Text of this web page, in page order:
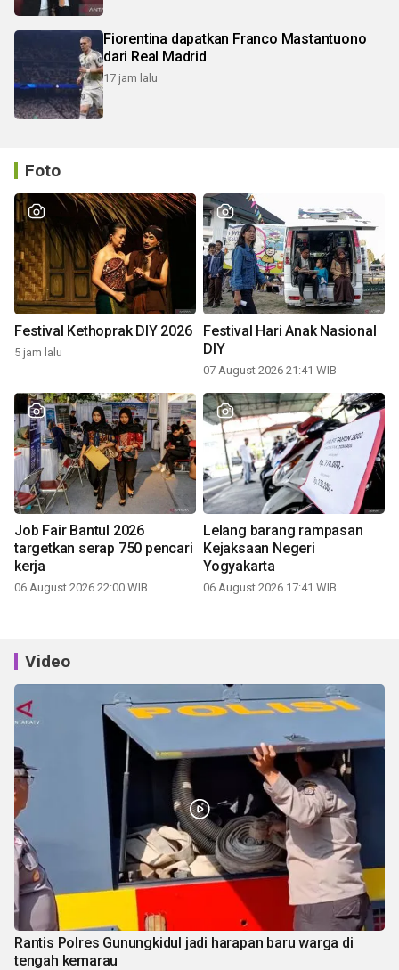
Fiorentina dapatkan Franco Mastantuono
dari Real Madrid
17 jam lalu
Foto
Festival Kethoprak DIY 2026
5 jam lalu
Festival Hari Anak Nasional
DIY
07 August 2026 21:41 WIB
Job Fair Bantul 2026
targetkan serap 750 pencari
kerja
06 August 2026 22:00 WIB
Lelang barang rampasan
Kejaksaan Negeri
Yogyakarta
06 August 2026 17:41 WIB
Video
Rantis Polres Gunungkidul jadi harapan baru warga di
tengah kemarau